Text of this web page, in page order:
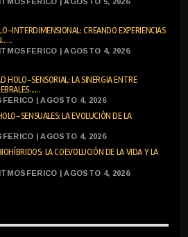
INTERDIMENSIONAL: CREANDO EXPERIENCIAS
| AGOSTO 4, 2026
HOLO-SENSORIAL: LA SINERGIA ENTRE
| AGOSTO 4, 2026
SENSUALES: LA EVOLUCIÓN DE LA
| AGOSTO 4, 2026
LA COEVOLUCIÓN DE LA VIDA Y LA
| AGOSTO 4, 2026